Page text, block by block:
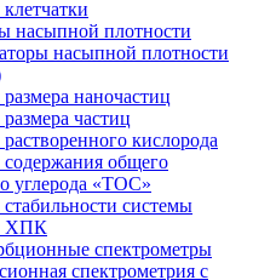
насыпной плотности
насыпной плотности
наночастиц
частиц
кислорода
общего
углерода «TOC»
системы
ХПК
спектрометры
спектрометрия с